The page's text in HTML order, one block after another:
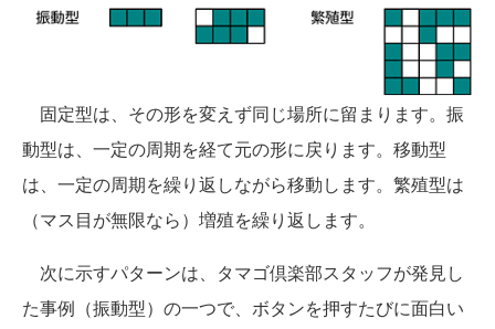
固定型は、その形を変えず同じ場所に留まります。振
動型は、一定の周期を経て元の形に戻ります。移動型
は、一定の周期を繰り返しながら移動します。繁殖型は
（マス目が無限なら）増殖を繰り返します。
次に示すパターンは、タマゴ倶楽部スタッフが発見し
た事例（振動型）の一つで、ボタンを押すたびに面白い